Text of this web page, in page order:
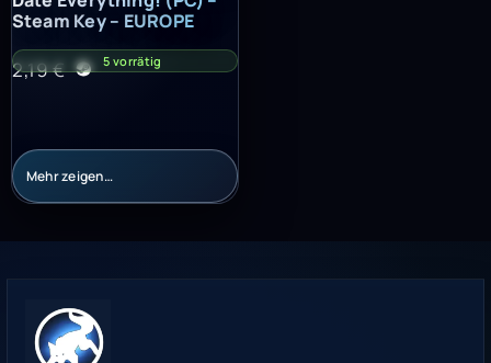
Steam Key – EUROPE
2,19€ 5 vorrätig
Mehr zeigen…